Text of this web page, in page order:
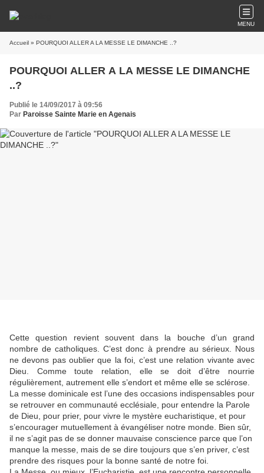
MENU
Accueil » POURQUOI ALLER A LA MESSE LE DIMANCHE ..?
POURQUOI ALLER A LA MESSE LE DIMANCHE
..?
Publié le 14/09/2017 à 09:56
Par Paroisse Sainte Marie en Agenais
Cette question revient souvent dans la bouche d’un grand
nombre de catholiques. C’est donc à prendre au sérieux. Nous
ne devons pas oublier que la foi, c’est une relation vivante avec
Dieu. Comme toute relation, elle se doit d’être nourrie
régulièrement, autrement elle s’endort et même elle se sclérose.
La messe dominicale est l’une des occasions indispensables pour
se retrouver en communauté ecclésiale, pour entendre la Parole
de Dieu, pour prier, pour vivre le mystère eucharistique, et pour
s’encourager mutuellement à évangéliser notre monde. Bien sûr,
il ne s’agit pas de se donner mauvaise conscience parce que l’on
manque la messe, mais de se dire toujours que s’en priver, c’est
prendre des risques pour la bonne santé de notre foi.